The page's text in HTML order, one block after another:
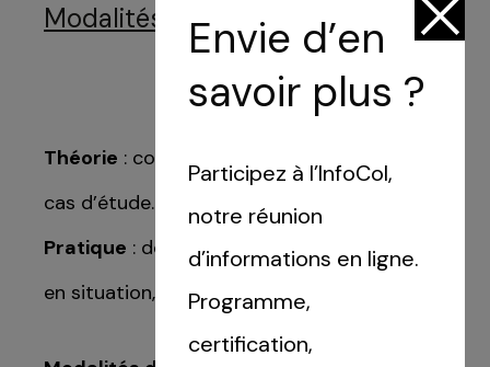
Modalités
Théorie : cours, distribution de ressources,
cas d’étude.
Pratique : démonstrations, exercices, mises
en situation, expérimentations par projet.
Trouvez votre session
Sélectionnez une manufacture
ICI Marseille (13)
ICI Montreuil (93)
Envie d’en
savoir plus ?
Participez à l’InfoCol,
notre réunion
d’informations en ligne.
Programme,
certification,